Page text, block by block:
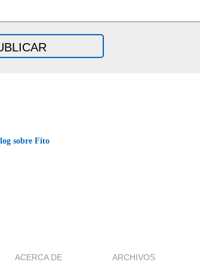
sobre Fito
ACERCA DE ARCHIVOS